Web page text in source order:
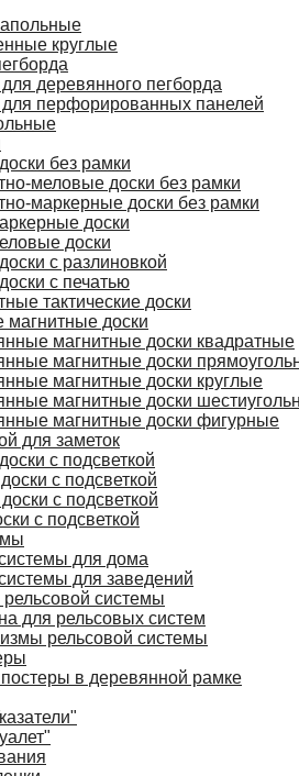
круглые
деревянного пегборда
для перфорированных панелей
без рамки
меловые доски без рамки
маркерные доски без рамки
доски
доски
с разлиновкой
с печатью
тактические доски
магнитные доски
магнитные доски квадратные
магнитные доски
магнитные доски круглые
магнитные доски
магнитные доски фигурные
для заметок
с подсветкой
с подсветкой
с подсветкой
с подсветкой
для дома
для заведений
системы
для рельсовых систем
рельсовой системы
в деревянной рамке